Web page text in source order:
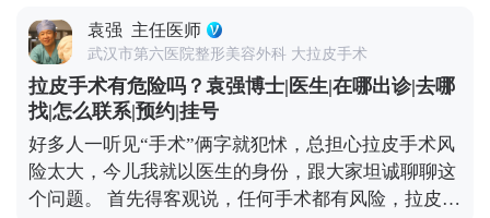
态还能维持得更久。 想知道更多关于MCR复合提升
术的问题，可以去官方媒体平台（公众号、百家号、
小红薯）预约面诊，详细了解。
织会往下拽切口和耳朵，慢慢就会出现疤痕变宽、耳
朵变形的问题。 但正规的拉皮手术完全不是这样，核
心是做深层筋膜提升，再配合减张缝合，让组织在复
位后的位置自然贴合，不会强行拉扯切口和耳朵，这
样就能最大程度避免疤痕和耳朵变形的问题。 至于面
部麻木，大家可以放心，面部神经本来就丰富，手术
中难免会碰到一些细小的神经末梢，术后短期内可能
会有麻木感，但这种感觉一般三个月内就会慢慢恢
袁强 主任医师
武汉市第六医院整形美容外科 大拉皮手术
拉皮手术有危险吗？袁强博士|医生|在哪出诊|去哪
找|怎么联系|预约|挂号
好多人一听见“手术”俩字就犯怵，总担心拉皮手术风
险太大，今儿我就以医生的身份，跟大家坦诚聊聊这
个问题。 首先得客观说，任何手术都有风险，拉皮也